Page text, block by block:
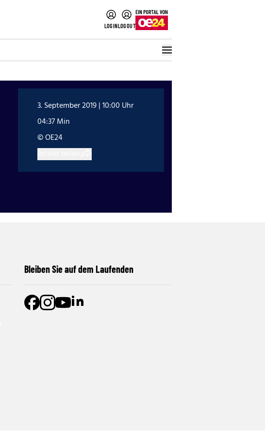
LOGINLOGOUT
3. September 2019 | 10:00 Uhr
04:37 Min
© OE24
Bleiben Sie auf dem Laufenden